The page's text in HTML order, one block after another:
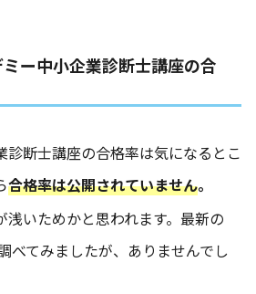
ー中小企業診断士講座の合
診断士講座の合格率は気になるとこ
合格率は公開されていません。
浅いためかと思われます。最新の
べてみましたが、ありませんでし